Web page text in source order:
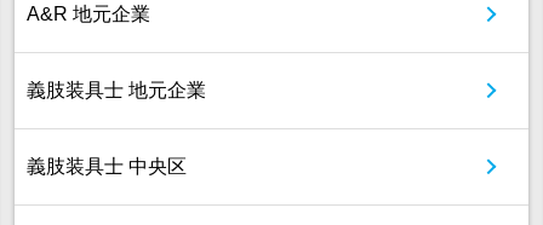
A&R 地元企業
義肢装具士 地元企業
義肢装具士 中央区